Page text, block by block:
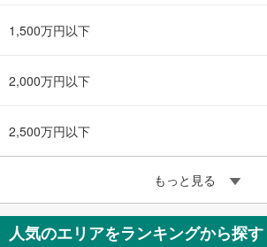
1,500万円以下
2,000万円以下
2,500万円以下
もっと見る
人気のエリアをランキングから探す